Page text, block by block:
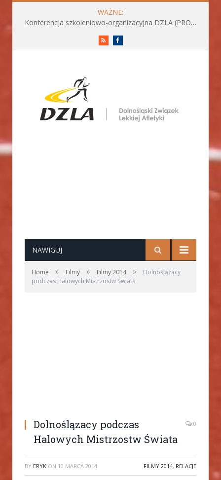
WAŻNE:
Konferencja szkoleniowo-organizacyjna DZLA (PROGRAM już do pobrania)
RSS
NAWIGUJ
Home » Filmy » Filmy 2014 »
Dolnoślązacy
podczas Halowych Mistrzostw Świata
Dolnoślązacy podczas
Halowych Mistrzostw Świata
0
BY ERYK ON 10 MARCA 2014 FILMY 2014, RELACJE